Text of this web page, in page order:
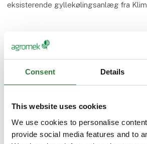
Consent Details
This website uses cookies
We use cookies to personalise
provide social media features and to
eksisterende gyllekølingsanlæg fra
Flere produkter fra Klimadan